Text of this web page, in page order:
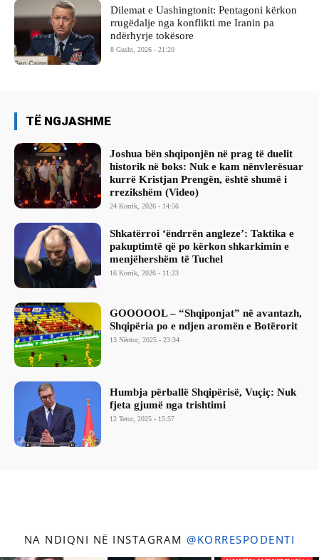
Dilemat e Uashingtonit: Pentagoni kërkon
rrugëdalje nga konflikti me Iranin pa
ndërhyrje tokësore
8 Gusht, 2026 - 21:20
TË NGJASHME
Joshua bën shqiponjën në prag të duelit
historik në boks: Nuk e kam nënvlerësuar
kurrë Kristjan Prengën, është shumë i
rrezikshëm (Video)
24 Korrik, 2026 - 14:56
Shkatërroi ‘ëndrrën angleze’: Taktika e
pakuptimtë që po kërkon shkarkimin e
menjëhershëm të Tuchel
16 Korrik, 2026 - 11:23
GOOOOOL – “Shqiponjat” në avantazh,
Shqipëria po e ndjen aromën e Botërorit
13 Nëntor, 2025 - 23:34
Humbja përballë Shqipërisë, Vuçiç: Nuk
fjeta gjumë nga trishtimi
12 Tetor, 2025 - 15:57
NA NDIQNI NË INSTAGRAM @KORRESPODENTI